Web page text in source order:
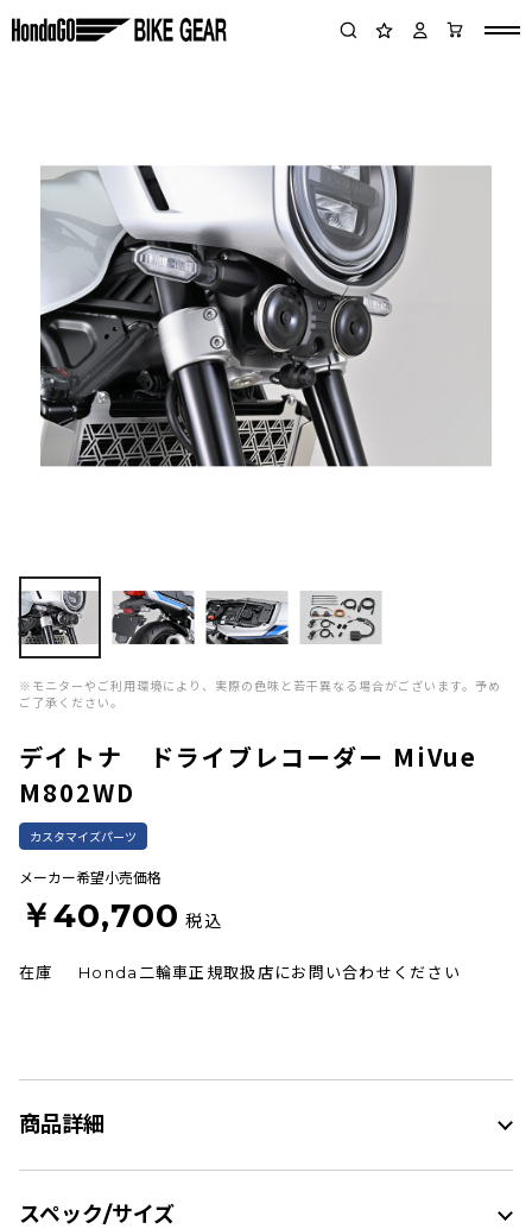
※モニターやご利用環境により、実際の色味と若干異なる場合がございます。予め
ご了承ください。
カスタマイズパーツ
デイトナ ドライブレコーダー MiVue
M802WD
メーカー希望小売価格
￥40,700 税込
在庫 Honda二輪車正規取扱店にお問い合わせください
商品詳細
スペック/サイズ